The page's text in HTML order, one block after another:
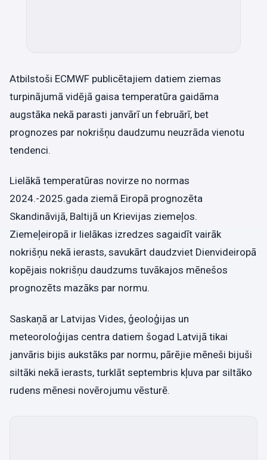
Atbilstoši ECMWF publicētajiem datiem ziemas
turpinājumā vidējā gaisa temperatūra gaidāma
augstāka nekā parasti janvārī un februārī, bet
prognozes par nokrišņu daudzumu neuzrāda vienotu
tendenci.
Lielākā temperatūras novirze no normas
2024.-2025.gada ziemā Eiropā prognozēta
Skandināvijā, Baltijā un Krievijas ziemeļos.
Ziemeļeiropā ir lielākas izredzes sagaidīt vairāk
nokrišņu nekā ierasts, savukārt daudzviet Dienvideiropā
kopējais nokrišņu daudzums tuvākajos mēnešos
prognozēts mazāks par normu.
Saskaņā ar Latvijas Vides, ģeoloģijas un
meteoroloģijas centra datiem šogad Latvijā tikai
janvāris bijis aukstāks par normu, pārējie mēneši bijuši
siltāki nekā ierasts, turklāt septembris kļuva par siltāko
rudens mēnesi novērojumu vēsturē.